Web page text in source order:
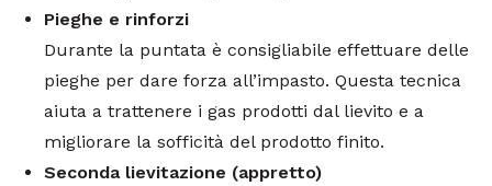
Pieghe e rinforzi
Durante la puntata è consigliabile effettuare delle
pieghe per dare forza all’impasto. Questa tecnica
aiuta a trattenere i gas prodotti dal lievito e a
migliorare la sofficità del prodotto finito.
Seconda lievitazione (appretto)